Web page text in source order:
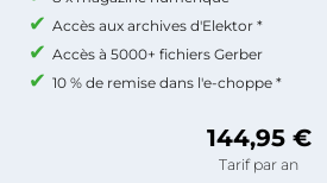
Accès aux archives d'Elektor *
Accès à 5000+ fichiers Gerber
10 % de remise dans l'e-choppe *
144,95 €
Tarif par an